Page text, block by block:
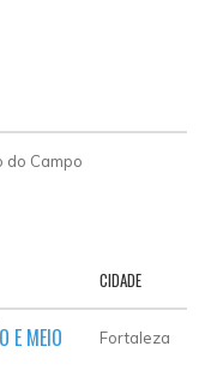
do Campo
CIDADE
E MEIO Fortaleza